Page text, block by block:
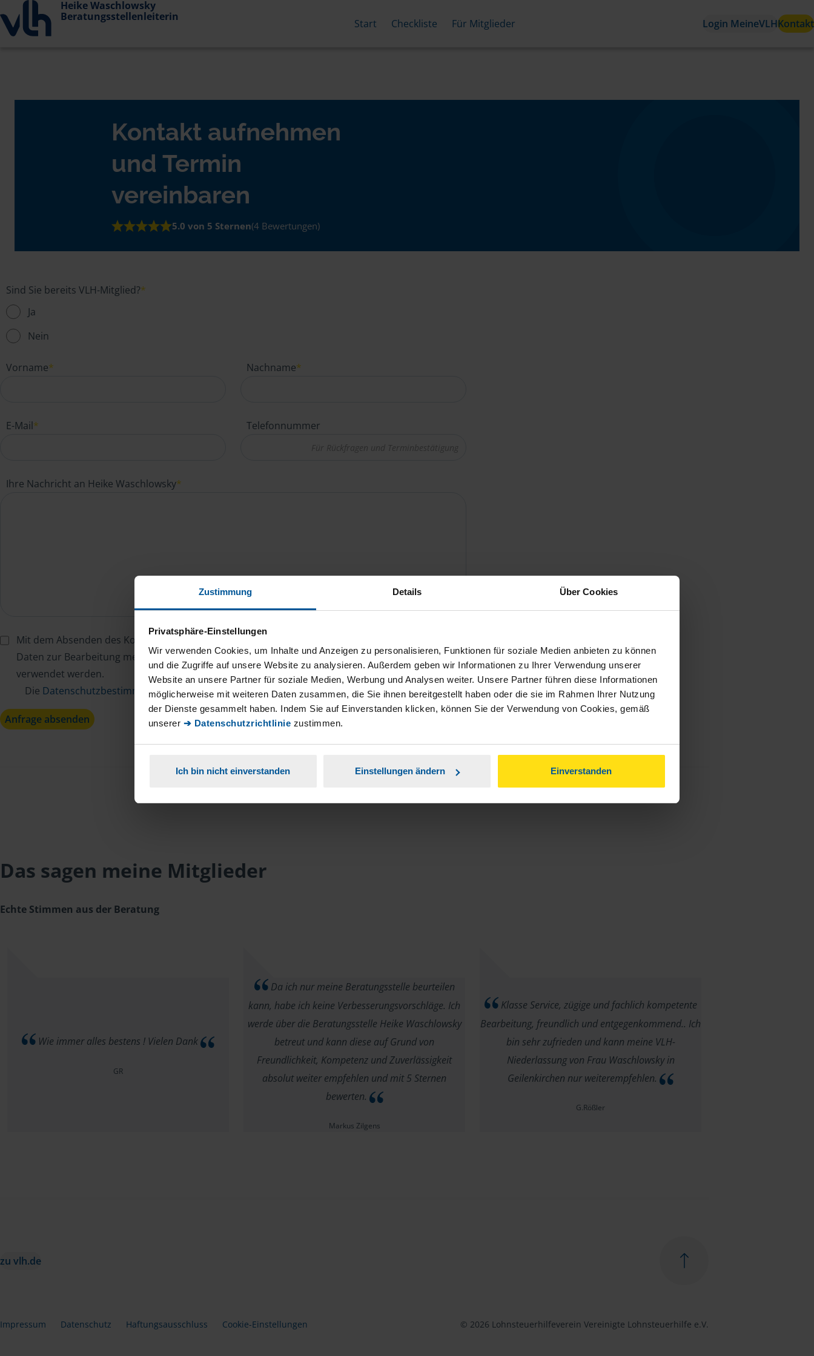
Zustimmung Details Über Cookies
Privatsphäre-Einstellungen
Wir verwenden Cookies, um Inhalte und Anzeigen zu personalisieren, Funktionen für soziale Medien anbieten zu können
und die Zugriffe auf unsere Website zu analysieren. Außerdem geben wir Informationen zu Ihrer Verwendung unserer
Website an unsere Partner für soziale Medien, Werbung und Analysen weiter. Unsere Partner führen diese Informationen
möglicherweise mit weiteren Daten zusammen, die Sie ihnen bereitgestellt haben oder die sie im Rahmen Ihrer Nutzung
der Dienste gesammelt haben. Indem Sie auf Einverstanden klicken, können Sie der Verwendung von Cookies, gemäß
unserer ➔ Datenschutzrichtlinie zustimmen.
Ich bin nicht einverstanden Einstellungen ändern Einverstanden
Heike Waschlowsky
Beratungsstellenleiterin
Start Checkliste Für Mitglieder Login MeineVLHKontakt
Kontakt aufnehmen
und Termin
vereinbaren
5.0 von 5 Sternen(4 Bewertungen)
Sind Sie bereits VLH-Mitglied?*
Ja
Nein
Vorname* Nachname*
E-Mail* Telefonnummer
Ihre Nachricht an Heike Waschlowsky*
Mit dem Absenden des Kontaktformulars erkläre ich mich damit einverstanden, dass meine
Daten zur Bearbeitung meines Anliegens sowie zur internen Analyse der Zugriffsquelle
verwendet werden.
Die Datenschutzbestimmungenhabe ich zur Kenntnis genommen.*
Anfrage absenden
Das sagen meine Mitglieder
Echte Stimmen aus der Beratung
Wie immer alles bestens ! Vielen Dank
GR
Da ich nur meine Beratungsstelle beurteilen
kann, habe ich keine Verbesserungsvorschläge. Ich
werde über die Beratungsstelle Heike Waschlowsky
betreut und kann diese auf Grund von
Freundlichkeit, Kompetenz und Zuverlässigkeit
absolut weiter empfehlen und mit 5 Sternen
bewerten.
Markus Zilgens
Klasse Service, zügige und fachlich kompetente
Bearbeitung, freundlich und entgegenkommend.. Ich
bin sehr zufrieden und kann meine VLH-
Niederlassung von Frau Waschlowsky in
Geilenkirchen nur weiterempfehlen.
G.Rößler
zu vlh.de
Impressum Datenschutz Haftungsausschluss Cookie-Einstellungen © 2026 Lohnsteuerhilfeverein Vereinigte Lohnsteuerhilfe e.V.